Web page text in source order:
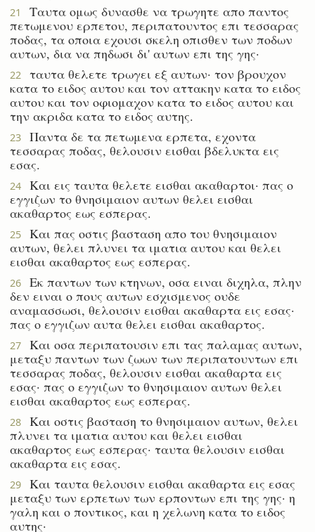
21
Ταυτα ομως δυνασθε να τρωγητε απο παντος
πετωμενου ερπετου, περιπατουντος επι τεσσαρας
ποδας, τα οποια εχουσι σκελη οπισθεν των ποδων
αυτων, δια να πηδωσι δι' αυτων επι της γης·
22
ταυτα θελετε τρωγει εξ αυτων· τον βρουχον
κατα το ειδος αυτου και τον αττακην κατα το ειδος
αυτου και τον οφιομαχον κατα το ειδος αυτου και
την ακριδα κατα το ειδος αυτης.
23
Παντα δε τα πετωμενα ερπετα, εχοντα
τεσσαρας ποδας, θελουσιν εισθαι βδελυκτα εις
εσας.
24
Και εις ταυτα θελετε εισθαι ακαθαρτοι· πας ο
εγγιζων το θνησιμαιον αυτων θελει εισθαι
ακαθαρτος εως εσπερας.
25
Και πας οστις βασταση απο του θνησιμαιον
αυτων, θελει πλυνει τα ιματια αυτου και θελει
εισθαι ακαθαρτος εως εσπερας.
26
Εκ παντων των κτηνων, οσα ειναι διχηλα, πλην
δεν ειναι ο πους αυτων εσχισμενος ουδε
αναμασσωσι, θελουσιν εισθαι ακαθαρτα εις εσας·
πας ο εγγιζων αυτα θελει εισθαι ακαθαρτος.
27
Και οσα περιπατουσιν επι τας παλαμας αυτων,
μεταξυ παντων των ζωων των περιπατουντων επι
τεσσαρας ποδας, θελουσιν εισθαι ακαθαρτα εις
εσας· πας ο εγγιζων το θνησιμαιον αυτων θελει
εισθαι ακαθαρτος εως εσπερας.
28
Και οστις βασταση το θνησιμαιον αυτων, θελει
πλυνει τα ιματια αυτου και θελει εισθαι
ακαθαρτος εως εσπερας· ταυτα θελουσιν εισθαι
ακαθαρτα εις εσας.
29
Και ταυτα θελουσιν εισθαι ακαθαρτα εις εσας
μεταξυ των ερπετων των ερποντων επι της γης· η
γαλη και ο ποντικος, και η χελωνη κατα το ειδος
αυτης·